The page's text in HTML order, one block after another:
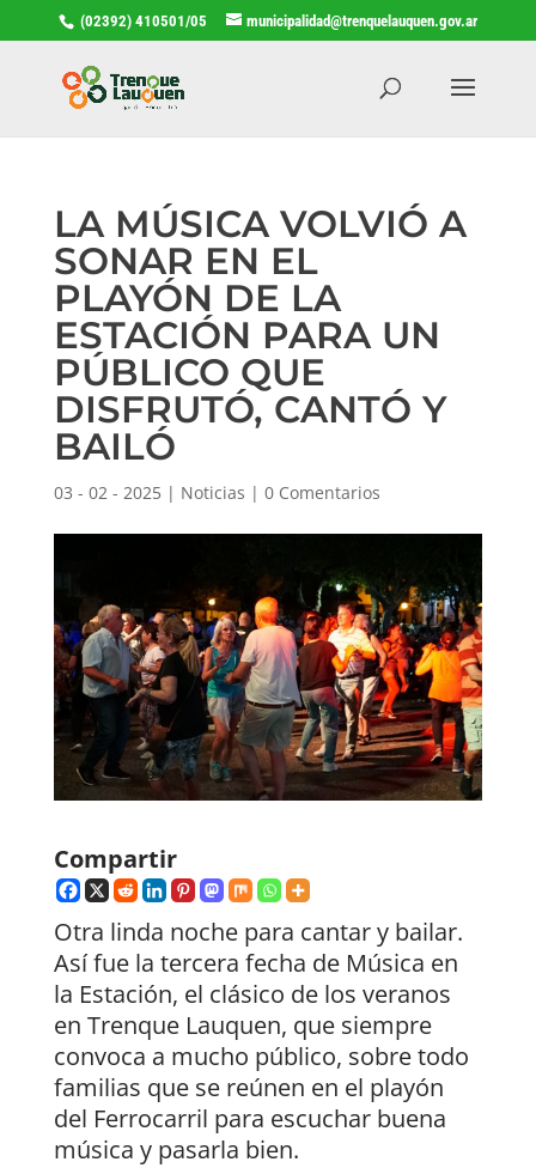
(02392) 410501/05 municipalidad@trenquelauquen.gov.ar
LA MÚSICA VOLVIÓ A
SONAR EN EL
PLAYÓN DE LA
ESTACIÓN PARA UN
PÚBLICO QUE
DISFRUTÓ, CANTÓ Y
BAILÓ
03 - 02 - 2025| Noticias | 0 Comentarios
Compartir
Otra linda noche para cantar y bailar.
Así fue la tercera fecha de Música en
la Estación, el clásico de los veranos
en Trenque Lauquen, que siempre
convoca a mucho público, sobre todo
familias que se reúnen en el playón
del Ferrocarril para escuchar buena
música y pasarla bien.